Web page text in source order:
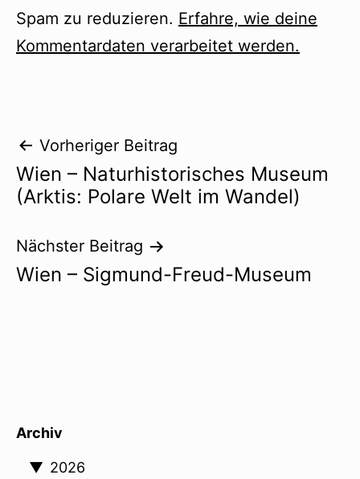
Spam zu reduzieren. Erfahre, wie deine
Kommentardaten verarbeitet werden.
Beitragsnavigation
Vorheriger Beitrag
Wien – Naturhistorisches Museum
(Arktis: Polare Welt im Wandel)
Nächster Beitrag
Wien – Sigmund-Freud-Museum
Archiv
▼ 2026